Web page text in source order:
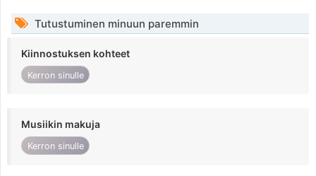
Tutustuminen minuun paremmin
Kiinnostuksen kohteet
Kerron sinulle
Musiikin makuja
Kerron sinulle